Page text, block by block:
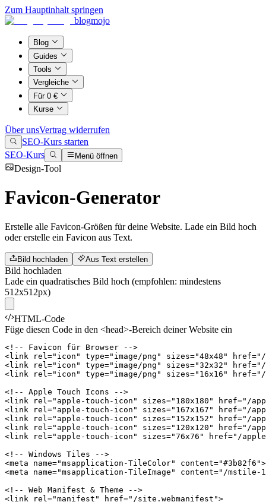
Zum Hauptinhalt springen
blogmojo
Blog
Guides
Tools
Vergleiche
Für 0 €
Kurse
Über unsVertrag widerrufen
SEO-Kurs starten
SEO-Kurs
Menü öffnen
Design-Tool
Favicon-Generator
Erstelle alle Favicon-Größen für deine Website. Lade ein Bild hoch
oder erstelle ein Favicon aus Text.
Bild hochladen Aus Text erstellen
Bild hochladen
Lade ein quadratisches Bild hoch (empfohlen: mindestens
512x512px)
HTML-Code
Füge diesen Code in den <head>-Bereich deiner Website ein
<!-- Favicon für Browser -->
<link rel="icon" type="image/png" sizes="48x48" href="/
<link rel="icon" type="image/png" sizes="32x32" href="/
<link rel="icon" type="image/png" sizes="16x16" href="/
<!-- Apple Touch Icons -->
<link rel="apple-touch-icon" sizes="180x180" href="/
<link rel="apple-touch-icon" sizes="167x167" href="/
<link rel="apple-touch-icon" sizes="152x152" href="/
<link rel="apple-touch-icon" sizes="120x120" href="/
<link rel="apple-touch-icon" sizes="76x76" href="/
<!-- Windows Tiles -->
<meta name="msapplication-TileColor" content="#3b82f6">
<meta name="msapplication-TileImage" content="/mstile-
<!-- Web Manifest & Theme -->
<link rel="manifest" href="/site.webmanifest">